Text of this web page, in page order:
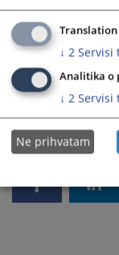
Javni natječaj
Translation
↓ 2 Servisi
Analitika o
↓ 2 Servisi
Ne prihvatam